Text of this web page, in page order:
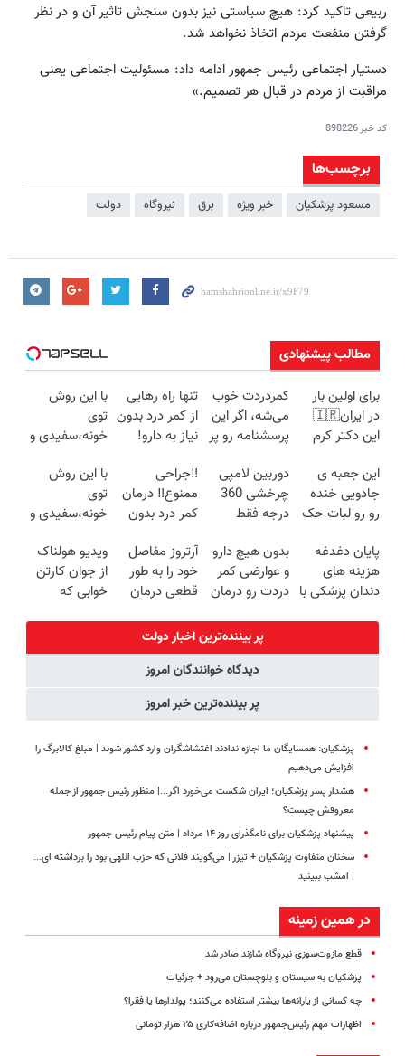
ربیعی تاکید کرد: هیچ سیاستی نیز بدون سنجش تاثیر آن و در نظر
گرفتن منفعت مردم اتخاذ نخواهد شد.
دستیار اجتماعی رئیس جمهور ادامه داد: مسئولیت اجتماعی یعنی
مراقبت از مردم در قبال هر تصمیم.»
کد خبر898226
برچسب‌ها
مسعود پزشکیان خبر ویژه برق نیروگاه دولت
مطالب پیشنهادی
برای اولین بار
در ایران🇮🇷
این دکتر کرم
روزه ساخت!
کمردردت خوب
می‌شه، اگر این
پرسشنامه رو پر
تنها راه رهایی
از کمر درد بدون
نیاز به دارو!
با این روش
توی
خونه،سفیدی و
برگردون
(40%off)
این جعبه ی
جادویی خنده
رو رو لبات حک
خرید40%تخفیف
دوربین لامپی
چرخشی 360
درجه فقط
🔥 پرداخت
درب منزل
‼️جراحی
ممنوع‼️ درمان
کمر درد بدون
نقاهت
با این روش
توی
خونه،سفیدی و
برگردون(40%off)
پایان دغدغه
هزینه های
دندان پزشکی با
بدون هیچ دارو
و عوارضی کمر
دردت رو درمان
(پرسش‌نامه)
آرتروز مفاصل
خود را به طور
قطعی درمان
◗پرسش‌نامه◖
ویدیو هولناک
از جوان کارتن
خوابی که
پر بیننده‌ترین اخبار دولت
دیدگاه خوانندگان امروز
پر بیننده‌ترین خبر امروز
پزشکیان: همسایگان ما اجازه ندادند اغتشاشگران وارد کشور شوند | مبلغ کالابرگ را
افزایش می‌دهیم
هشدار پسر پزشکیان؛ ایران شکست می‌خورد اگر...| منظور رئیس جمهور از جمله
معروفش چیست؟
پیشنهاد پزشکیان برای نامگذرای روز ۱۴ مرداد | متن پیام رئیس جمهور
سخنان متفاوت پزشکیان + تیزر | می‌گویند فلانی که حزب اللهی بود را برداشته ای...
| امشب ببینید
در همین زمینه
قطع مازوت‌سوزی نیروگاه شازند صادر شد
پزشکیان به سیستان و بلوچستان می‌رود + جزئیات
چه کسانی از یارانه‌ها بیشتر استفاده می‌کنند؛ پولدارها یا فقرا؟
اظهارات مهم رئیس‌جمهور درباره اضافه‌کاری ۲۵ هزار تومانی